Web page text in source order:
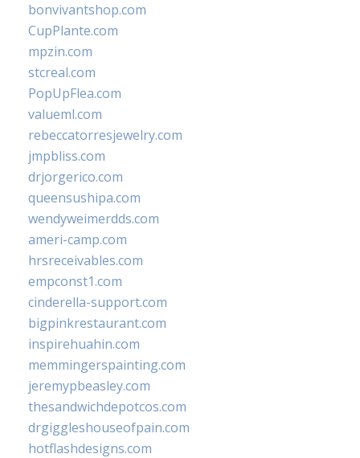
bonvivantshop.com
CupPlante.com
mpzin.com
stcreal.com
PopUpFlea.com
valueml.com
rebeccatorresjewelry.com
jmpbliss.com
drjorgerico.com
queensushipa.com
wendyweimerdds.com
ameri-camp.com
hrsreceivables.com
empconst1.com
cinderella-support.com
bigpinkrestaurant.com
inspirehuahin.com
memmingerspainting.com
jeremypbeasley.com
thesandwichdepotcos.com
drgiggleshouseofpain.com
hotflashdesigns.com